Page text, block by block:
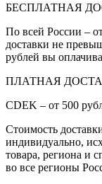
БЕСПЛАТНАЯ
По всей России –
доставки не
рублей вы
ПЛАТНАЯ
CDEK – от 500
Стоимость
индивидуально,
товара, региона и
во все регионы